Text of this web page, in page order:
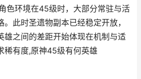
色环境在45级时，大部分常驻与活
此时圣遗物副本已经稳定开放，
雄之间的差距开始体现在机制与适
稀有度,原神45级有何英雄